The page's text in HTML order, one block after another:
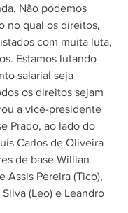
Não podemos
no qual os direitos,
com muita luta,
Estamos lutando
salarial seja
os direitos sejam
a vice-presidente
Prado, ao lado do
Carlos de Oliveira
de base Willian
Assis Pereira (Tico),
(Leo) e Leandro